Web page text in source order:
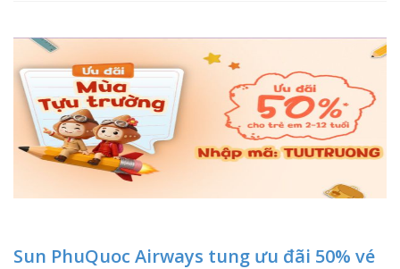
Sun PhuQuoc Airways tung ưu đãi 50% vé